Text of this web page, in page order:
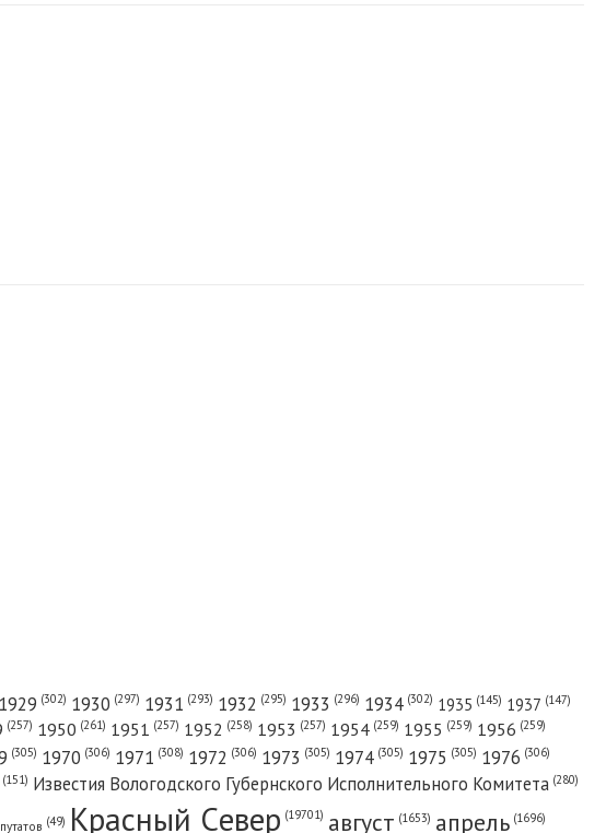
1929 (302) 1930 (297) 1931 (293) 1932 (295) 1933 (296) 1934 (302) 1935 (145) 1937 (147)
(257) 1950 (261) 1951 (257) 1952 (258) 1953 (257) 1954 (259) 1955 (259) 1956 (259)
(305) 1970 (306) 1971 (308) 1972 (306) 1973 (305) 1974 (305) 1975 (305) 1976 (306)
(151) Известия Вологодского Губернского Исполнительного Комитета (280)
(49) Красный Cевер (19701) август (1653) апрель (1696)